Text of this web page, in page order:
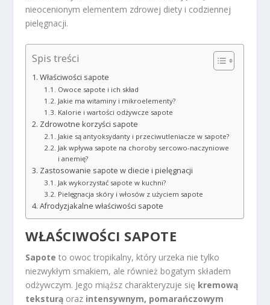
nieocenionym elementem zdrowej diety i codziennej
pielęgnacji.
Spis treści
Właściwości sapote
Owoce sapote i ich skład
Jakie ma witaminy i mikroelementy?
Kalorie i wartości odżywcze sapote
Zdrowotne korzyści sapote
Jakie są antyoksydanty i przeciwutleniacze w sapote?
Jak wpływa sapote na choroby sercowo-naczyniowe
i anemię?
Zastosowanie sapote w diecie i pielęgnacji
Jak wykorzystać sapote w kuchni?
Pielęgnacja skóry i włosów z użyciem sapote
Afrodyzjakalne właściwości sapote
WŁAŚCIWOŚCI SAPOTE
Sapote to owoc tropikalny, który urzeka nie tylko
niezwykłym smakiem, ale również bogatym składem
odżywczym. Jego miąższ charakteryzuje się kremową
teksturą oraz intensywnym, pomarańczowym